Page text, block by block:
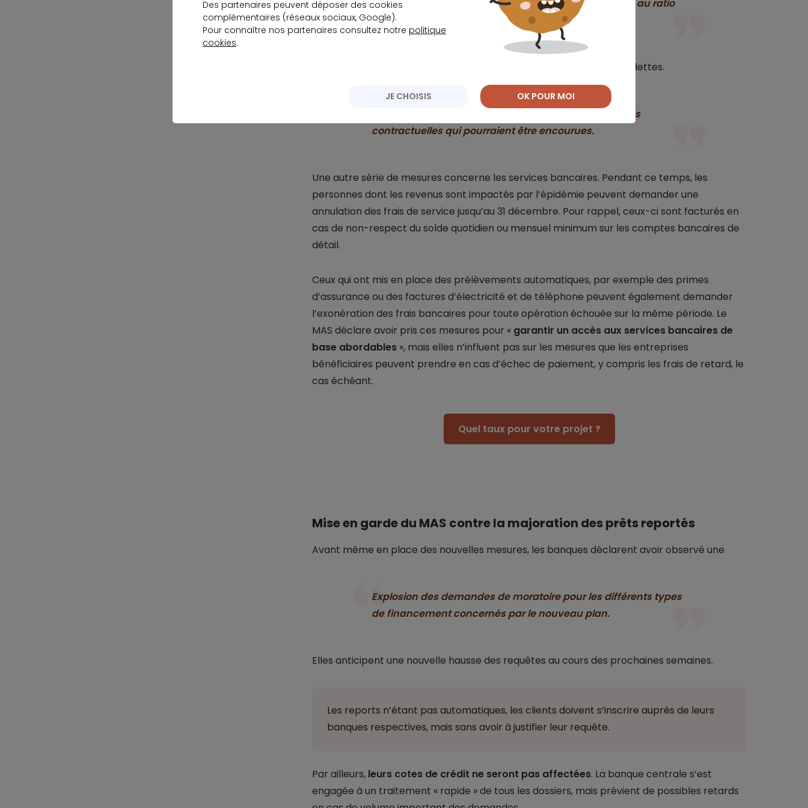
soumis au ratio de service de la dette totale (TDSR) et au ratio
de service hypothécaire (MSR).
Selon le MAS, c’est l’occasion de réduire leurs frais d’intérêt et leurs dettes.
Elle les prévient néanmoins de considérer les pénalités
contractuelles qui pourraient être encourues.
Une autre série de mesures concerne les services bancaires. Pendant ce temps, les
personnes dont les revenus sont impactés par l’épidémie peuvent demander une
annulation des frais de service jusqu’au 31 décembre. Pour rappel, ceux-ci sont facturés en
cas de non-respect du solde quotidien ou mensuel minimum sur les comptes bancaires de
détail.
Ceux qui ont mis en place des prélèvements automatiques, par exemple des primes
d’assurance ou des factures d’électricité et de téléphone peuvent également demander
l’exonération des frais bancaires pour toute opération échouée sur la même période. Le
MAS déclare avoir pris ces mesures pour « garantir un accès aux services bancaires de
base abordables», mais elles n’influent pas sur les mesures que les entreprises
bénéficiaires peuvent prendre en cas d’échec de paiement, y compris les frais de retard, le
cas échéant.
Quel taux pour votre projet ?
Mise en garde du MAS contre la majoration des prêts reportés
Avant même en place des nouvelles mesures, les banques déclarent avoir observé une
Explosion des demandes de moratoire pour les différents types
de financement concernés par le nouveau plan.
Elles anticipent une nouvelle hausse des requêtes au cours des prochaines semaines.
Les reports n’étant pas automatiques, les clients doivent s’inscrire auprès de leurs
banques respectives, mais sans avoir à justifier leur requête.
Par ailleurs, leurs cotes de crédit ne seront pas affectées. La banque centrale s’est
engagée à un traitement « rapide » de tous les dossiers, mais prévient de possibles retards
Des partenaires peuvent déposer des cookies
complémentaires (réseaux sociaux, Google).
Pour connaître nos partenaires consultez notre politique
cookies.
JE CHOISIS OK POUR MOI